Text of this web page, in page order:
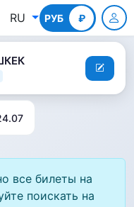
RU РУБ ₽
КГС
все билеты на
поискать на